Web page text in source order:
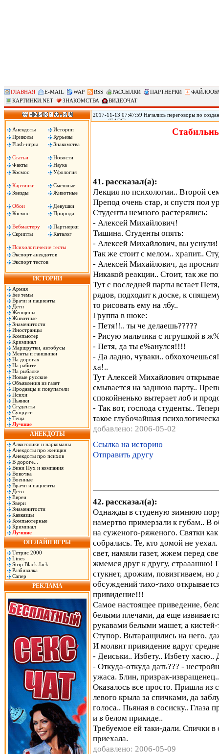
ГЛАВНАЯ E-MAIL WAP RSS РАССЫЛКИ ПАРТНЕРКИ
КАРТИНКИ.NET
ЗНАКОМСТВА ВИДЕОЧАТ
Анекдоты
Истории
Приколы
Курьезы
Flash-игры
Знакомства
Статьи
Новости
Факты
Наука
Космос
Уфология
Картинки
Смешные
Звезды
Животные
Обои
Девушки
Космос
Природа
Вебмастеру
Партнерки
Скрипты
Каталог
Психологичесие тесты
Экспорт анекдотов
Экспорт тестов
ИСТОРИИ
Армия
Без темы
Врачи и пациенты
Дети
Женщины
Животные
Знаменитости
Иностранцы
Компьютер
Криминал
Маршрутки, автобусы
Менты и гаишники
На дорогах
На работе
На рыбалке
Новые русские
Объявления из газет
Продавцы и покупатели
Психи
Пьянки
Студенты
Супруги
Теща
Лучшие
АНЕКДОТЫ
Алкоголики и наркоманы
Анекдоты про женщин
Анекдоты про психов
В дороге...
Вини Пух и компания
Вовочка
Военные
Врачи и пациенты
Дети
Евреи
Звери
Знаменитости
Кавказцы
Компьютерные
Криминал
Лучшие
ОН-ЛАЙН ИГРЫ
Тетрис 2000
Lines
Strip Black Jack
Разбивалка
Сапер
РЕКЛАМА
2017-11-13 07:47:59 Начались переговоры по
союза (ЕАЭС) заинтересованы в максимально
России Дмитрий Медведев. «Мы обсуждаем зону
41. рассказал(а):
Лекция по психологии.. Второй
Препод очень стар, и спустя пол
Студенты немного растерялись:
- Алексей Михайлович!
Тишина. Студенты опять:
- Алексей Михайлович, вы уснули!
Так же стоит с мелом.. храпит..
- Алексей Михайлович, да
Никакой реакции.. Стоит, так же
Тут с последней парты встает
рядов, подходит к доске, к
то рисовать ему на лбу..
Группа в шоке:
- Петя!!.. ты че делаешь?????
- Рисую мальчика с игрушкой в
- Петя, да ты е%анулся!!!!
- Да ладно, чуваки..
ха!..
Тут Алексей Михайлович
смывается на заднюю парту..
спокойненько вытерает лоб и
- Так вот, господа студенты..
такое глубочайшая
добавлено: 2006-05-02
Ссылка на историю
Отправить другу
42. рассказал(а):
Однажды в студеную зимнюю
намертво примерзали к губам.. В
на суженого-ряженого. Святки
собрались. Те, кто домой не
свет, намяли газет, жжем перед
жмемся друг к другу, страаашно!
стукнет, дрожим, повизгиваем,
обсуждений тихо-тихо
привидение!!!
Самое настоящее приведение,
белыми плечами, да еще
рукавами белыми машет, а кистей-
Ступор. Вытаращились на него,
И молвит привидение вдруг
- Деиськи.. Избету.. Избету хасю..
- Откуда-откуда дать??? -
ужаса. Блин, призрак-извращенец..
Оказалось все просто. Пришла из
левого крыла за спичками, да
голоса.. Пьяная в сосиску.. Глаза
и в белом прикиде..
Требуемое ей таки-дали. Спички
приехала.
добавлено: 2006-05-09